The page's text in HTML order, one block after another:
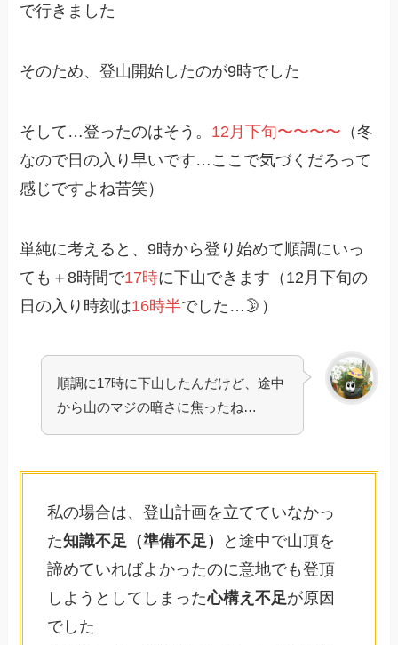
で行きました
そのため、登山開始したのが9時でした
そして…登ったのはそう。 12月下旬〜〜〜〜 （冬
なので日の入り早いです…ここで気づくだろって
感じですよね苦笑）
単純に考えると、9時から登り始めて順調にいっ
ても＋8時間で17時に下山できます（12月下旬の
日の入り時刻は16時半でした…🌛）
順調に17時に下山したんだけど、途中
から山のマジの暗さに焦ったね…
私の場合は、登山計画を立てていなかっ
た知識不足（準備不足）
と途中で山頂を
諦めていればよかったのに意地でも登頂
しようとしてしまった心構え不足が原因
でした